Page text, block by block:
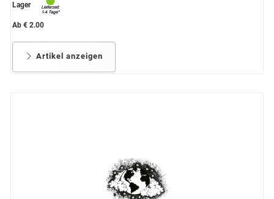
Lager
Ab € 2.00
Artikel anzeigen